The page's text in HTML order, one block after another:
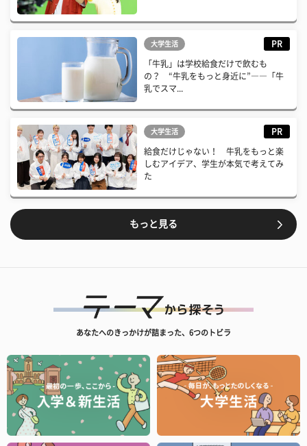
大学生活 PR
「牛乳」は学校給食だけで飲むも
の？ “牛乳をもっと身近に”――「牛
乳でスマ...
大学生活 PR
給食だけじゃない！ 牛乳をもっと楽
しむアイデア、学生が本気で考えてみ
た
もっと見る
あなたへのきっかけが詰まった、6つのトビラ